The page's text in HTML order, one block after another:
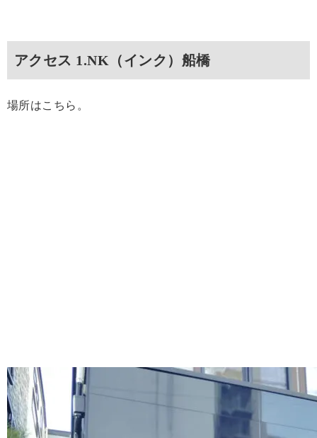
アクセス 1.NK（インク）船橋
場所はこちら。